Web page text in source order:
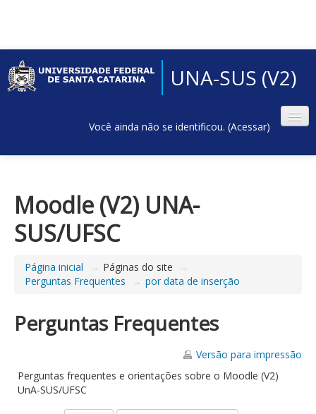
UNA-SUS (V2)
Você ainda não se identificou. (Acessar)
Moodle (V2) UNA-
SUS/UFSC
Página inicial → Páginas do site
→
Perguntas Frequentes
→ por data de inserção
Perguntas Frequentes
Versão para impressão
Perguntas frequentes e orientações sobre o Moodle (V2)
UnA-SUS/UFSC